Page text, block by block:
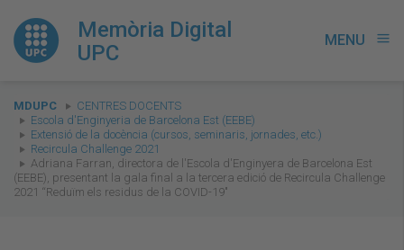
Memòria Digital
UPC
MENU menu
You
are
here:
MDUPC
CENTRES DOCENTS
Escola d'Enginyeria de Barcelona Est (EEBE)
Extensió de la docència (cursos, seminaris, jornades, etc.)
Recircula Challenge 2021
Adriana Farran, directora de l'Escola d'Enginyera de Barcelona Est
(EEBE), presentant la gala final a la tercera edició de Recircula Challenge
2021 “Reduïm els residus de la COVID-19"